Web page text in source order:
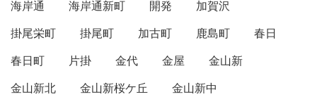
海岸通 海岸通新町 開発
加賀沢
掛尾栄町
掛尾町 加古町 鹿島町
春日
春日町
片掛 金代 金屋
金山新
金山新北
金山新桜ケ丘
金山新中